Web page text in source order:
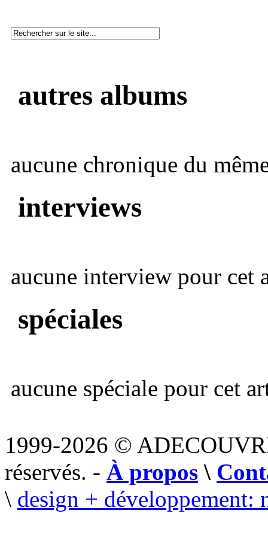
autres albums
aucune chronique du
interviews
aucune interview pour cet
spéciales
aucune spéciale pour cet
1999-2026 ©
réservés. - À propos \
\ design + développement: